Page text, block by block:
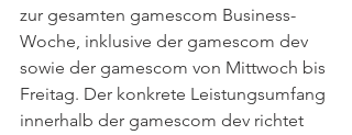
zur gesamten gamescom Business-
Woche, inklusive der gamescom dev
sowie der gamescom von Mittwoch bis
Freitag. Der konkrete Leistungsumfang
innerhalb der gamescom dev richtet